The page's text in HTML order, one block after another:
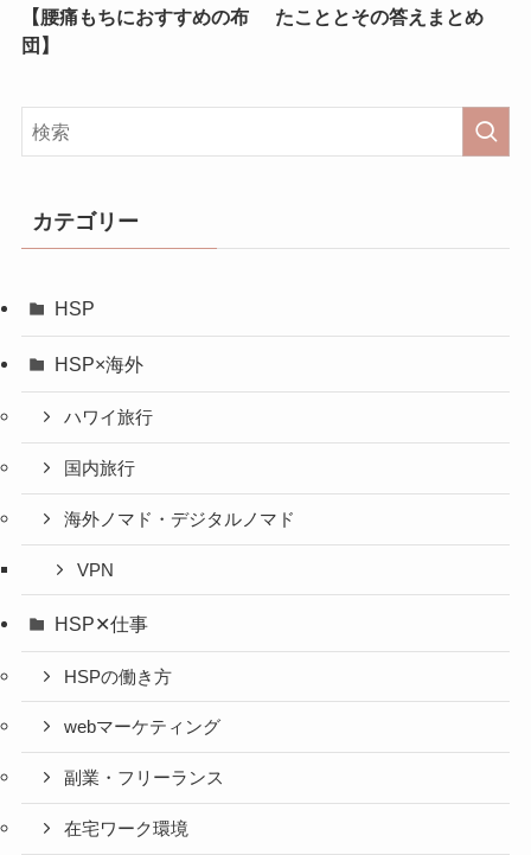
【腰痛もちにおすすめの布
団】
たこととその答えまとめ
カテゴリー
HSP
HSP×海外
ハワイ旅行
国内旅行
海外ノマド・デジタルノマド
VPN
HSP✕仕事
HSPの働き方
webマーケティング
副業・フリーランス
在宅ワーク環境